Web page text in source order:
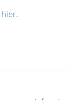
hier.